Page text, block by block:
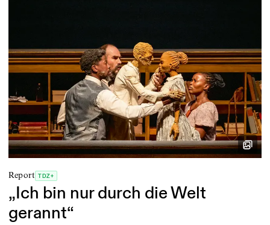
Report TDZ+
„Ich bin nur durch die Welt
gerannt“